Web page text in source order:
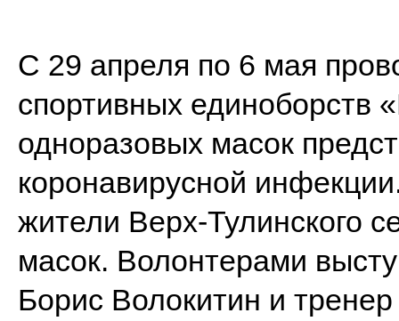
С 29 апреля по 6 мая
спортивных единоборств
одноразовых масок
коронавирусной
жители Верх-Тулинского
масок. Волонтерами
Борис Волокитин и